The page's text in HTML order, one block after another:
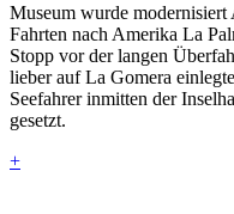
Museum wurde
Fahrten nach Amerika La
Stopp vor der langen
lieber auf La Gomera
Seefahrer inmitten der
gesetzt.
+